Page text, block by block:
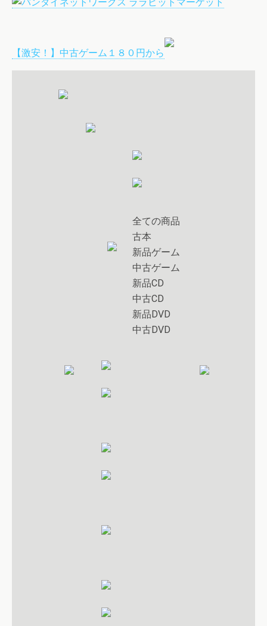
【激安！】中古ゲーム１８０円から
全ての商品
古本
新品ゲーム
中古ゲーム
新品CD
中古CD
新品DVD
中古DVD